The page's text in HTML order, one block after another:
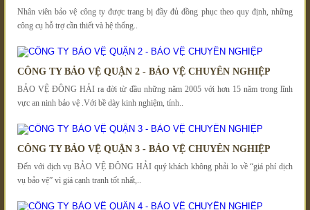
Nhân viên bảo vệ công ty được trang bị đầy đủ đồng phục theo quy định, những
công cụ hỗ trợ cần thiết và hệ thống..
CÔNG TY BẢO VỆ QUẬN 2 - BẢO VỆ CHUYÊN NGHIỆP
BẢO VỆ ĐÔNG HẢI ra đời từ đầu những năm 2005 với hơn 15 năm trong lĩnh
vực an ninh bảo vệ .Với bề dày kinh nghiệm, tính..
CÔNG TY BẢO VỆ QUẬN 3 - BẢO VỆ CHUYÊN NGHIỆP
Đến với dịch vụ BẢO VỆ ĐÔNG HẢI quý khách không phải lo về “giá phí dịch
vụ bảo vệ” vì giá cạnh tranh tốt nhất,..